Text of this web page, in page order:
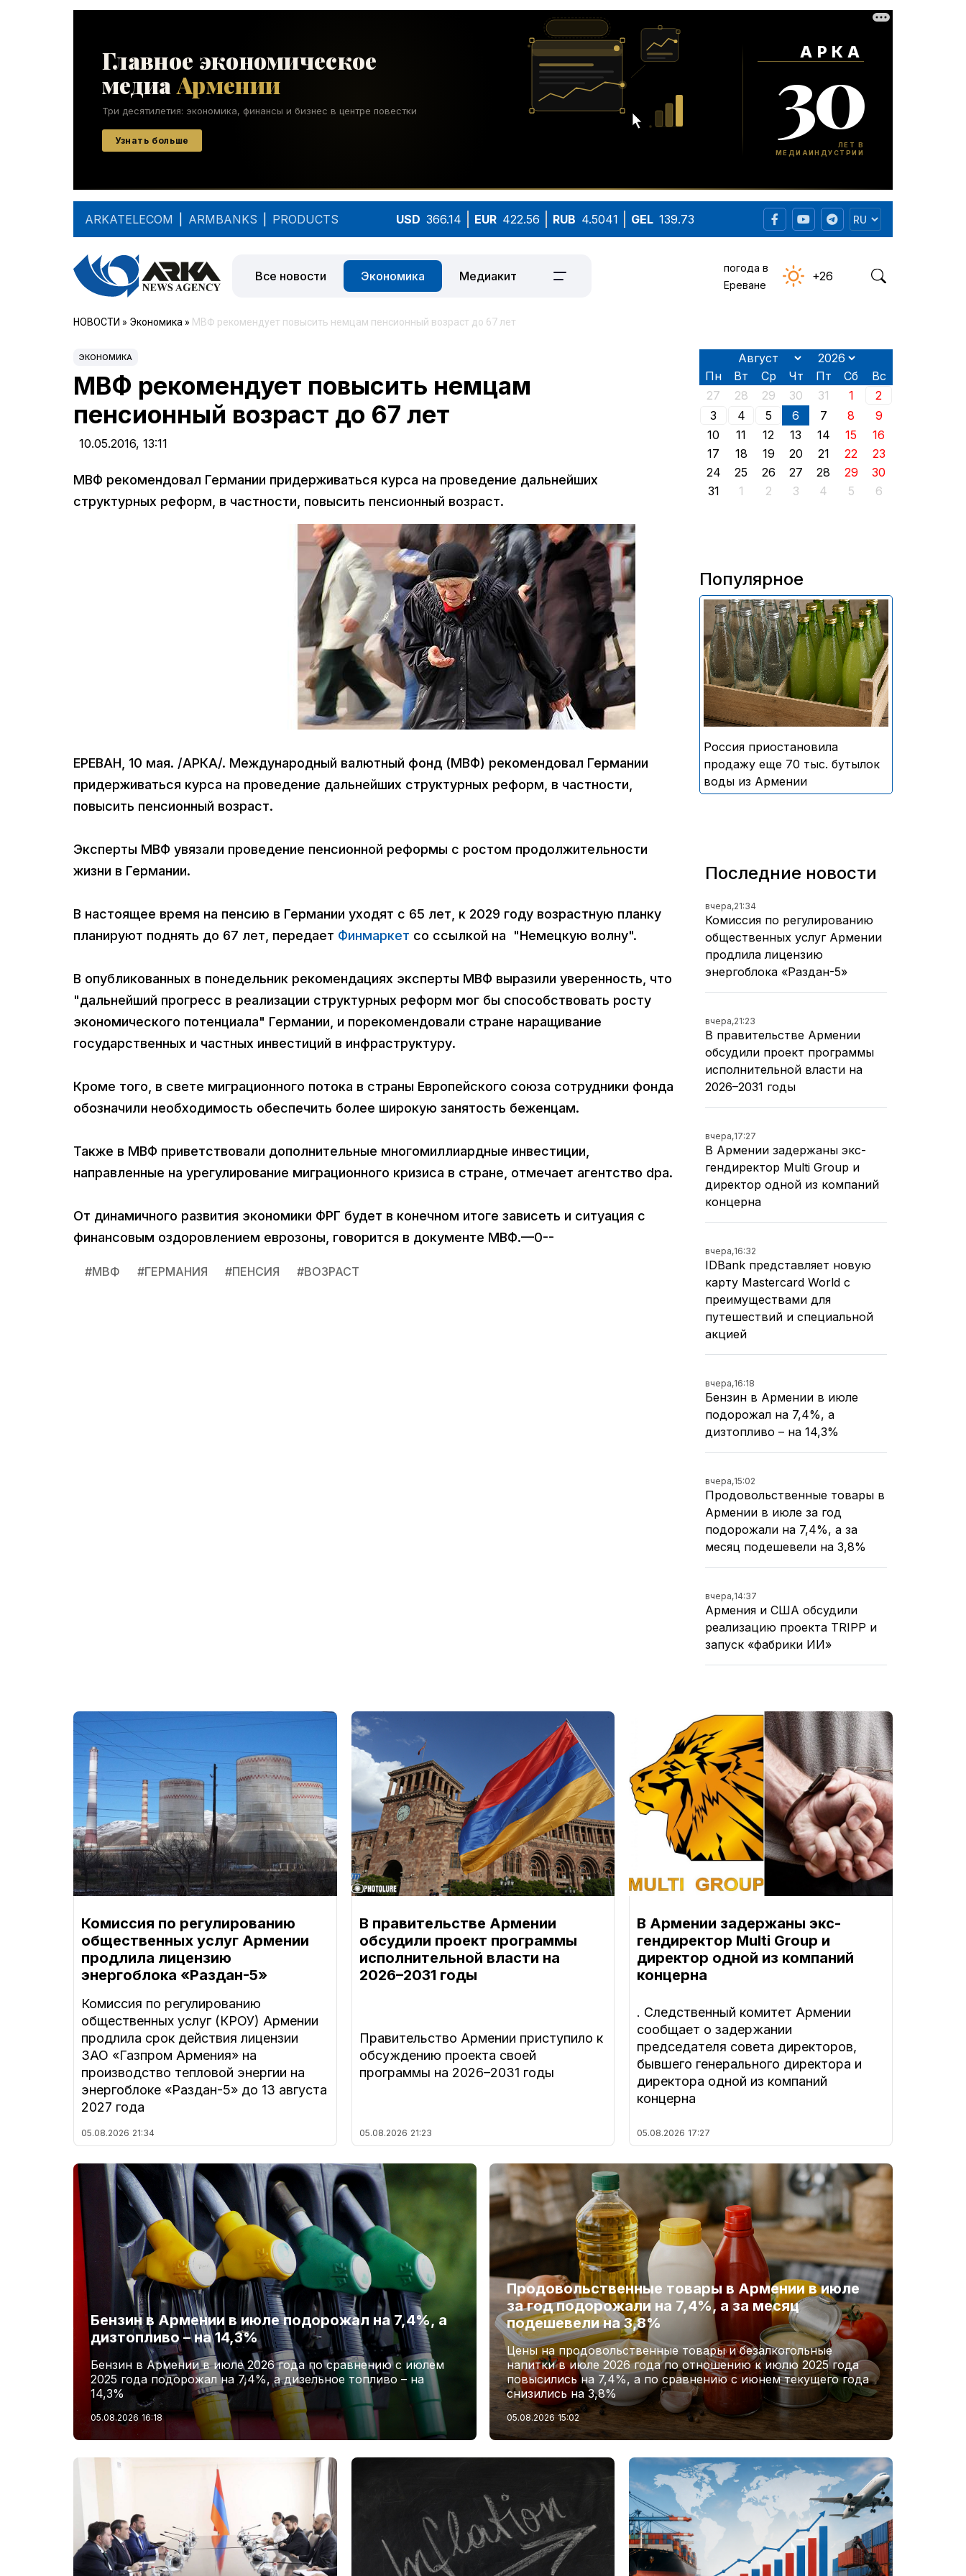
ARKATELECOM ARMBANKS PRODUCTS USD 366.14 EUR 422.56 RUB 4.5041 GEL 139.73
Все новости Экономика Медиакит
погода в
Ереване
+26
НОВОСТИ » Экономика » МВФ рекомендует повысить немцам пенсионный возраст до 67 лет
ЭКОНОМИКА
МВФ рекомендует повысить немцам
пенсионный возраст до 67 лет
10.05.2016, 13:11
МВФ рекомендовал Германии придерживаться курса на проведение дальнейших
структурных реформ, в частности, повысить пенсионный возраст.
ЕРЕВАН, 10 мая. /АРКА/. Международный валютный фонд (МВФ) рекомендовал Германии
придерживаться курса на проведение дальнейших структурных реформ, в частности,
повысить пенсионный возраст.
Эксперты МВФ увязали проведение пенсионной реформы с ростом продолжительности
жизни в Германии.
В настоящее время на пенсию в Германии уходят с 65 лет, к 2029 году возрастную планку
планируют поднять до 67 лет, передает Финмаркет со ссылкой на "Немецкую волну".
В опубликованных в понедельник рекомендациях эксперты МВФ выразили уверенность, что
"дальнейший прогресс в реализации структурных реформ мог бы способствовать росту
экономического потенциала" Германии, и порекомендовали стране наращивание
государственных и частных инвестиций в инфраструктуру.
Кроме того, в свете миграционного потока в страны Европейского союза сотрудники фонда
обозначили необходимость обеспечить более широкую занятость беженцам.
Также в МВФ приветствовали дополнительные многомиллиардные инвестиции,
направленные на урегулирование миграционного кризиса в стране, отмечает агентство dpa.
От динамичного развития экономики ФРГ будет в конечном итоге зависеть и ситуация с
финансовым оздоровлением еврозоны, говорится в документе МВФ.—0--
#МВФ #ГЕРМАНИЯ #ПЕНСИЯ #ВОЗРАСТ
Пн Вт Ср Чт Пт Сб
Вс
27
28 29 30 31 1
2
3
4 5 6 7 8
9
10
11 12 13 14 15
16
17
18 19 20 21 22
23
24
25 26 27 28 29
30
31
1 2 3 4 5 6
Популярное
В России приостановили
продажу более 70 тыс.
бутылок питьевой воды и
безалкогольных напитков
армянского производства
Россия приостановила
продажу еще 70 тыс. бутылок
воды из Армении
Последние новости
вчера,21:34
Комиссия по регулированию
общественных услуг Армении
продлила лицензию
энергоблока «Раздан-5»
вчера,21:23
В правительстве Армении
обсудили проект программы
исполнительной власти на
2026–2031 годы
вчера,17:27
В Армении задержаны экс-
гендиректор Multi Group и
директор одной из компаний
концерна
вчера,16:32
IDBank представляет новую
карту Mastercard World с
преимуществами для
путешествий и специальной
акцией
вчера,16:18
Бензин в Армении в июле
подорожал на 7,4%, а
дизтопливо – на 14,3%
вчера,15:02
Продовольственные товары в
Армении в июле за год
подорожали на 7,4%, а за
месяц подешевели на 3,8%
вчера,14:37
Армения и США обсудили
реализацию проекта TRIPP и
запуск «фабрики ИИ»
Комиссия по регулированию
общественных услуг Армении
продлила лицензию
энергоблока «Раздан-5»
Комиссия по регулированию
общественных услуг (КРОУ) Армении
продлила срок действия лицензии
ЗАО «Газпром Армения» на
производство тепловой энергии на
энергоблоке «Раздан-5» до 13 августа
2027 года
05.08.2026 21:34
В правительстве Армении
обсудили проект программы
исполнительной власти на
2026–2031 годы
Правительство Армении приступило к
обсуждению проекта своей
программы на 2026–2031 годы
05.08.2026 21:23
В Армении задержаны экс-
гендиректор Multi Group и
директор одной из компаний
концерна
. Следственный комитет Армении
сообщает о задержании
председателя совета директоров,
бывшего генерального директора и
директора одной из компаний
концерна
05.08.2026 17:27
Бензин в Армении в июле подорожал на 7,4%, а
дизтопливо – на 14,3%
Бензин в Армении в июле 2026 года по сравнению с июлем
2025 года подорожал на 7,4%, а дизельное топливо – на
14,3%
05.08.2026 16:18
Продовольственные товары в Армении в июле
за год подорожали на 7,4%, а за месяц
подешевели на 3,8%
Цены на продовольственные товары и безалкогольные
напитки в июле 2026 года по отношению к июлю 2025 года
повысились на 7,4%, а по сравнению с июнем текущего года
снизились на 3,8%
05.08.2026 15:02